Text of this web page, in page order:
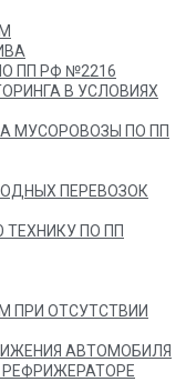
ПП РФ №2216
В УСЛОВИЯХ
МУСОРОВОЗЫ ПО ПП
ПЕРЕВОЗОК
ПО ПП
ПРИ ОТСУТСТВИИ
АВТОМОБИЛЯ